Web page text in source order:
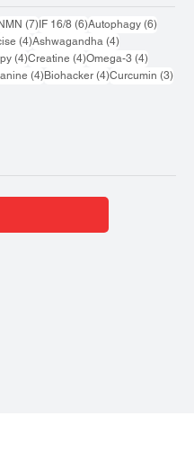
กระทู้
NMN (7)7 กระทู้
IF 16/8 (6)6 กระทู้
Autophagy (6)6 กระทู้
(4)4 กระทู้
Ashwagandha (4)4 กระทู้
(4)4 กระทู้
Creatine (4)4 กระทู้
Omega-3 (4)4 กระทู้
(4)4 กระทู้
Biohacker (4)4 กระทู้
Curcumin (3)3 ก